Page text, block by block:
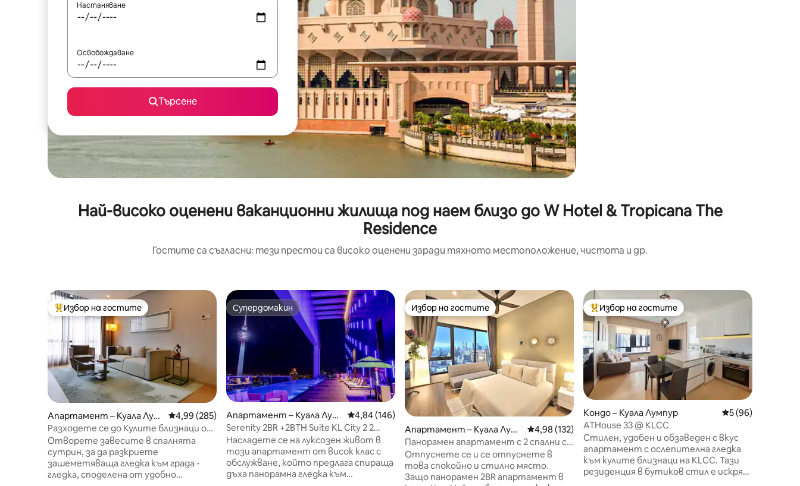
Настаняване
Освобождаване
Търсене
Най-високо оценени ваканционни жилища под наем близо до W Hotel & Tropicana The
Residence
Гостите са съгласни: тези престои са високо оценени заради тяхното местоположение, чистота и др.
Най-популярен избор на гостите
Избор на гостите
Апартамент – Куала Лум
пур
Средна оценка: 4,99 от 5, 285 отзива
4,99 (285)
Разходете се до Кулите близнаци от
шикозен и модерен апартамент с
изглед
Отворете завесите в спалнята
сутрин, за да разкриете
зашеметяваща гледка към града -
гледка, споделена от удобно
Супердомакин
Супердомакин
Апартамент – Куала Лум
пур
Средна оценка: 4,84 от 5, 146 отзива
4,84 (146)
Serenity 2BR +2BTH Suite KL City 2 2
апартамента
Насладете се на луксозен живот в
този апартамент от висок клас с
обслужване, който предлага спираща
дъха панорамна гледка към
Избор на гостите
Избор на гостите
Апартамент – Куала Лумп
ур
Средна оценка: 4,98 от 5, 132 отзива
4,98 (132)
Панорамен апартамент с 2 спални с
изглед към KLCC и инфинити басейн
Отпуснете се и се отпуснете в
това спокойно и стилно място.
Защо панорамен 2BR апартамент в
Най-популярен избор на гостите
Избор на гостите
Кондо – Куала Лумпур Средна оценка:
5 (96)
ATHouse 33 @ KLCC
Стилен, удобен и обзаведен с вкус
апартамент с ослепителна гледка
към кулите близнаци на KLCC. Тази
резиденция в бутиков стил е искрящ